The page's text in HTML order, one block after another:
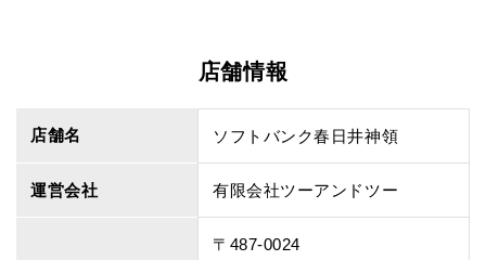
店舗情報
店舗名 ソフトバンク春日井神領
運営会社 有限会社ツーアンドツー
〒487-0024